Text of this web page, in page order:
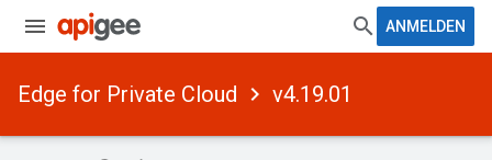
ANMELDEN
Edge for Private Cloud v4.19.01